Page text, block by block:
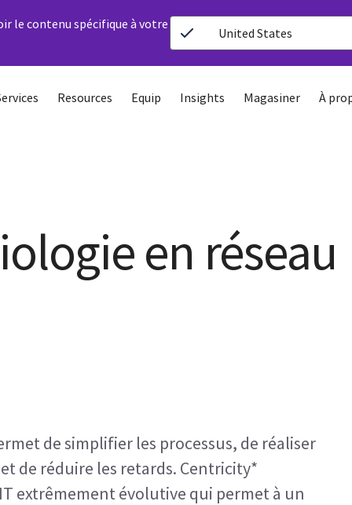
le contenu spécifique à votre
United States
Resources Equip Insights Magasiner À
en réseau
de simplifier les processus, de réaliser
de réduire les retards. Centricity*
extrêmement évolutive qui permet à un